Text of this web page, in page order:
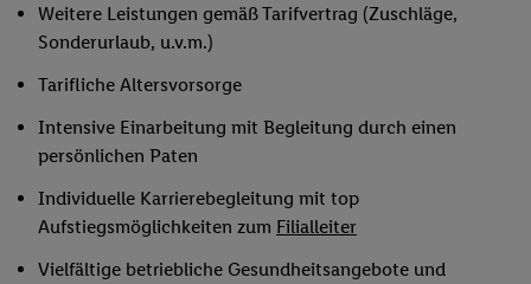
Weitere Leistungen gemäß Tarifvertrag (Zuschläge,
Sonderurlaub, u.v.m.)
Tarifliche Altersvorsorge
Intensive Einarbeitung mit Begleitung durch einen
persönlichen Paten
Individuelle Karrierebegleitung mit top
Aufstiegsmöglichkeiten zum Filialleiter
Vielfältige betriebliche Gesundheitsangebote und